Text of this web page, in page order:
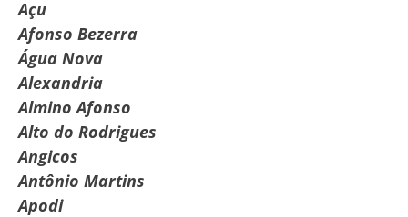
Açu
Afonso Bezerra
Água Nova
Alexandria
Almino Afonso
Alto do Rodrigues
Angicos
Antônio Martins
Apodi